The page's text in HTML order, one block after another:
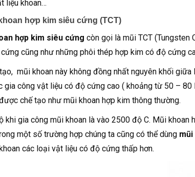
liệu khoan…
hợp kim siêu cứng (TCT)
hợp kim siêu cứng còn gọi là mũi TCT (Tungsten
cũng như những phôi thép hợp kim có độ cứng
mũi khoan này không đồng nhất nguyên khối
gia công vật liệu có độ cứng cao ( khoảng từ 50 –
chế tạo như mũi khoan hợp kim thông thường.
khi gia công mũi khoan là vào 2500 độ C. Mũi
một số trường hợp chúng ta cũng có thể dùng
các loại vật liệu có độ cứng thấp hơn.